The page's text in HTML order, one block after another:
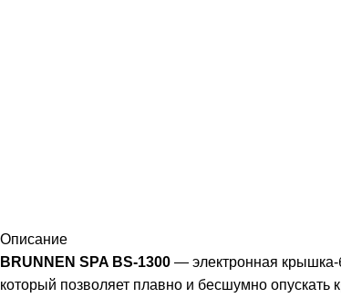
Описание
BRUNNEN SPA BS-1300 — электронная
который позволяет плавно и бесшумно опускать